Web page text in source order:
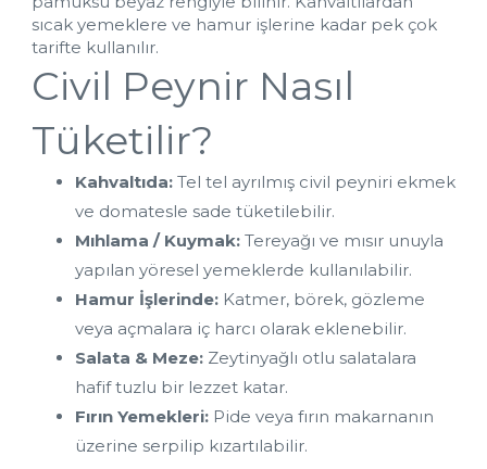
sıcak yemeklere ve hamur işlerine kadar pek çok
tarifte kullanılır.
Civil Peynir Nasıl
Tüketilir?
Kahvaltıda: Tel tel ayrılmış civil peyniri ekmek
ve domatesle sade tüketilebilir.
Mıhlama / Kuymak: Tereyağı ve mısır unuyla
yapılan yöresel yemeklerde kullanılabilir.
Hamur İşlerinde: Katmer, börek, gözleme
veya açmalara iç harcı olarak eklenebilir.
Salata & Meze: Zeytinyağlı otlu salatalara
hafif tuzlu bir lezzet katar.
Fırın Yemekleri: Pide veya fırın makarnanın
üzerine serpilip kızartılabilir.